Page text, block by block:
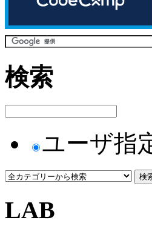
検索
ユーザ指
LAB